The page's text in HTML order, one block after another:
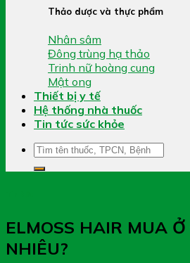
Thảo dược và thực phẩm
Nhân sâm
Đông trùng hạ thảo
Trinh nữ hoàng cung
Mật ong
Thiết bị y tế
Hệ thống nhà thuốc
Tin tức sức khỏe
Tìm
kiếm:
ELMOSS HAIR MUA
NHIÊU?